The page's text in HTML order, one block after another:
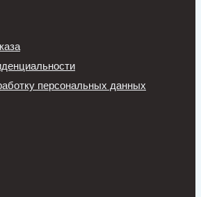
персональных данных